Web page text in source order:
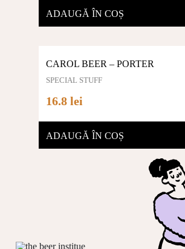
ADAUGĂ ÎN COȘ
CAROL BEER – PORTER
SPECIAL STUFF
16.8 lei
ADAUGĂ ÎN COȘ